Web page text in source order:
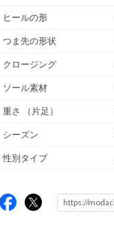
ヒールの形
つま先の形状
クロージング
ソール素材
重さ （片足）
シーズン
性別タイプ